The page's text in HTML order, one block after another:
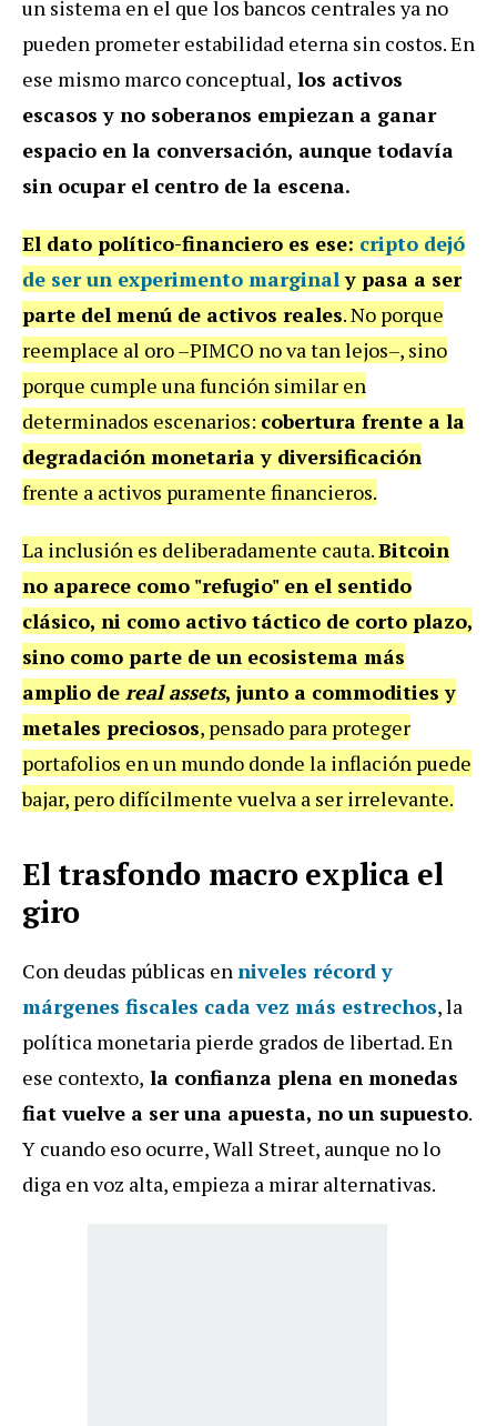
un sistema en el que los bancos centrales ya no
pueden prometer estabilidad eterna sin costos. En
ese mismo marco conceptual, los activos
escasos y no soberanos empiezan a ganar
espacio en la conversación, aunque todavía
sin ocupar el centro de la escena.
El dato político-financiero es ese: cripto dejó
de ser un experimento marginaly pasa a ser
parte del menú de activos reales. No porque
reemplace al oro –PIMCO no va tan lejos–, sino
porque cumple una función similar en
determinados escenarios: cobertura frente a la
degradación monetaria y diversificación
frente a activos puramente financieros.
La inclusión es deliberadamente cauta.Bitcoin
no aparece como "refugio" en el sentido
clásico, ni como activo táctico de corto plazo,
sino como parte de un ecosistema más
amplio de real assets, junto a commodities y
metales preciosos, pensado para proteger
portafolios en un mundo donde la inflación puede
bajar, pero difícilmente vuelva a ser irrelevante.
El trasfondo macro explica el
giro
Con deudas públicas enniveles récord y
márgenes fiscales cada vez más estrechos, la
política monetaria pierde grados de libertad. En
ese contexto, la confianza plena en monedas
fiat vuelve a ser una apuesta, no un supuesto.
Y cuando eso ocurre, Wall Street, aunque no lo
diga en voz alta, empieza a mirar alternativas.